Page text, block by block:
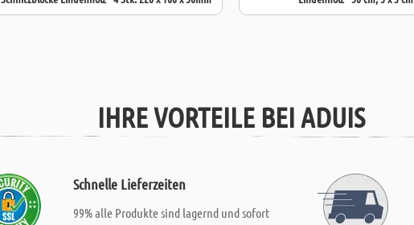
IHRE VORTEILE BEI ADUIS
Schnelle Lieferzeiten
99% alle Produkte sind lagernd und sofort